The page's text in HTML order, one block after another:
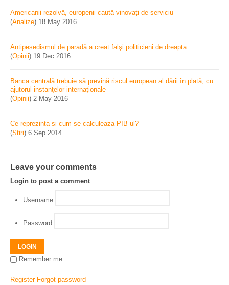
Americanii rezolvă, europenii caută vinovați de serviciu
(Analize) 18 May 2016
Antipesedismul de paradă a creat falşi politicieni de dreapta
(Opinii) 19 Dec 2016
Banca centrală trebuie să prevină riscul european al dării în plată, cu
ajutorul instanţelor internaţionale
(Opinii) 2 May 2016
Ce reprezinta si cum se calculeaza PIB-ul?
(Stiri) 6 Sep 2014
Leave your comments
Login to post a comment
Username
Password
LOGIN
Remember me
Register Forgot password